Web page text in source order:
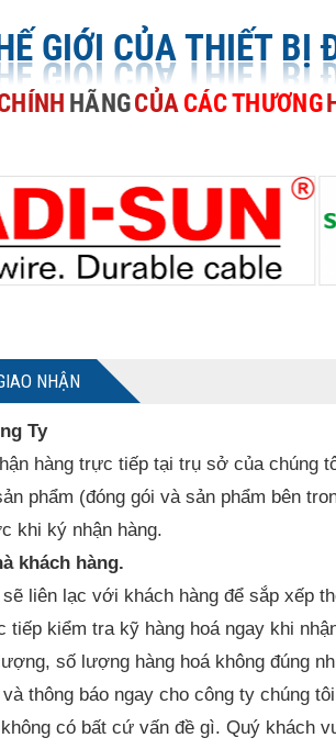
GIỚI CỦA THIẾT BỊ
HÃNGCỦACÁCTHƯƠNG
NHẬN
Ty
hàng trực tiếp tại trụ sở của chúng
phẩm (đóng gói và sản phẩm bên
khi ký nhận hàng.
khách hàng.
liên lạc với khách hàng để sắp xếp
tiếp kiểm tra kỹ hàng hoá ngay khi
số lượng hàng hoá không đúng
thông báo ngay cho công ty chúng
có bất cứ vấn đề gì. Quý khách